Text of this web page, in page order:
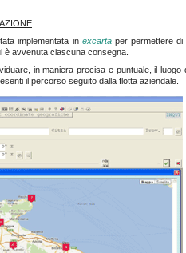
implementata in excartaper permettere di
è avvenuta ciascuna consegna.
in maniera precisa e puntuale, il luogo
il percorso seguito dalla flotta aziendale.